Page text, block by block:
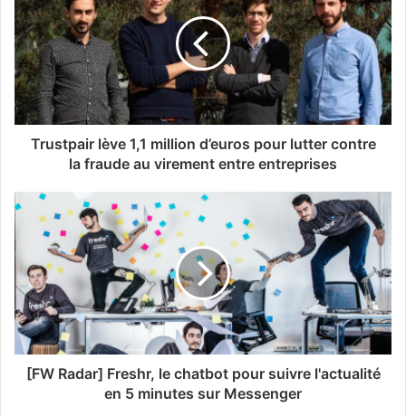
Trustpair lève 1,1 million d’euros pour lutter contre
la fraude au virement entre entreprises
[FW Radar] Freshr, le chatbot pour suivre l'actualité
en 5 minutes sur Messenger